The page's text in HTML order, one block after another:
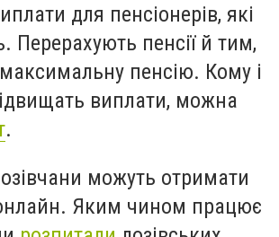
для пенсіонерів, які
Перерахують пенсії й тим,
пенсію. Кому і
виплати, можна
.
можуть отримати
Яким чином працює